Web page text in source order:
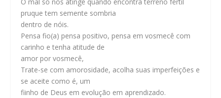
pruque tem semente sombria
dentro de nóis.
Pensa fio(a) pensa positivo, pensa em vosmecê com
carinho e tenha atitude de
amor por vosmecê,
Trate-se com amorosidade, acolha suas imperfeições e
se aceite como é, um
fiinho de Deus em evolução em aprendizado.